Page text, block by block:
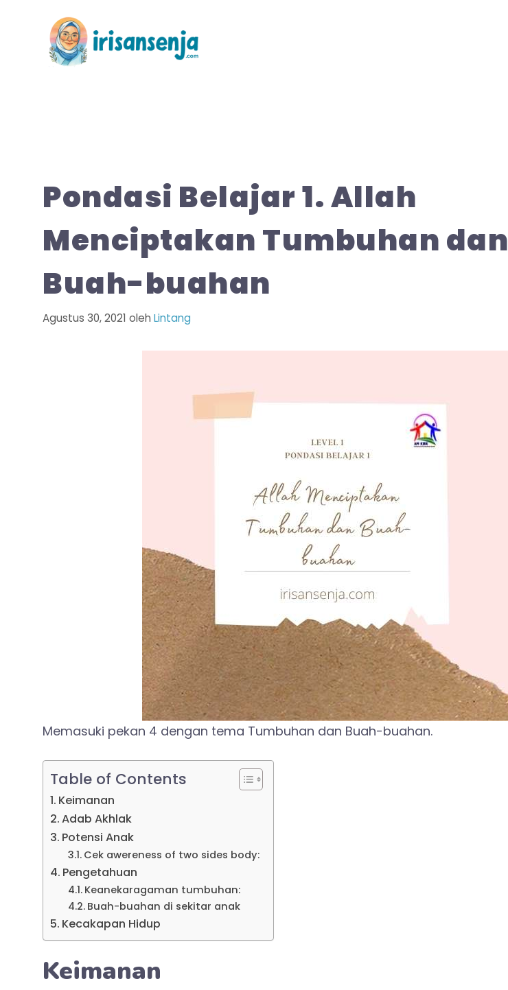
Pondasi Belajar 1. Allah
Menciptakan Tumbuhan dan
Buah-buahan
Agustus 30, 2021 oleh Lintang
Memasuki pekan 4 dengan tema Tumbuhan dan Buah-buahan.
Table of Contents
Keimanan
Adab Akhlak
Potensi Anak
Cek awereness of two sides body:
Pengetahuan
Keanekaragaman tumbuhan:
Buah-buahan di sekitar anak
Kecakapan Hidup
Keimanan